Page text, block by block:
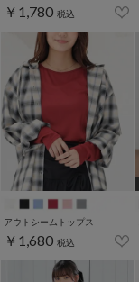
￥1,780 税込
アウトシームトップス
￥1,680 税込